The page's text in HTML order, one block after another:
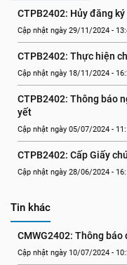
CTPB2402: Hủy đăng
Cập nhật ngày 29/11/2024 -
CTPB2402: Thực hiện
Cập nhật ngày 18/11/2024 -
CTPB2402: Thông báo
yết
Cập nhật ngày 05/07/2024 -
CTPB2402: Cấp Giấy
Cập nhật ngày 28/06/2024 -
Tin khác
CMWG2402: Thông
Cập nhật ngày 10/07/2024 -